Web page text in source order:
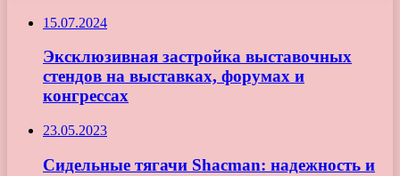
15.07.2024
Эксклюзивная застройка выставочных
стендов на выставках, форумах и
конгрессах
23.05.2023
Сидельные тягачи Shacman: надежность и